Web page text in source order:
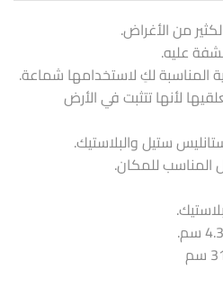
عليه.
المناسبة لكِ لاستخدامها شماعة.
لأنها تتثبت في الأرض
ستيل والبلاستيك.
المناسب للمكان.